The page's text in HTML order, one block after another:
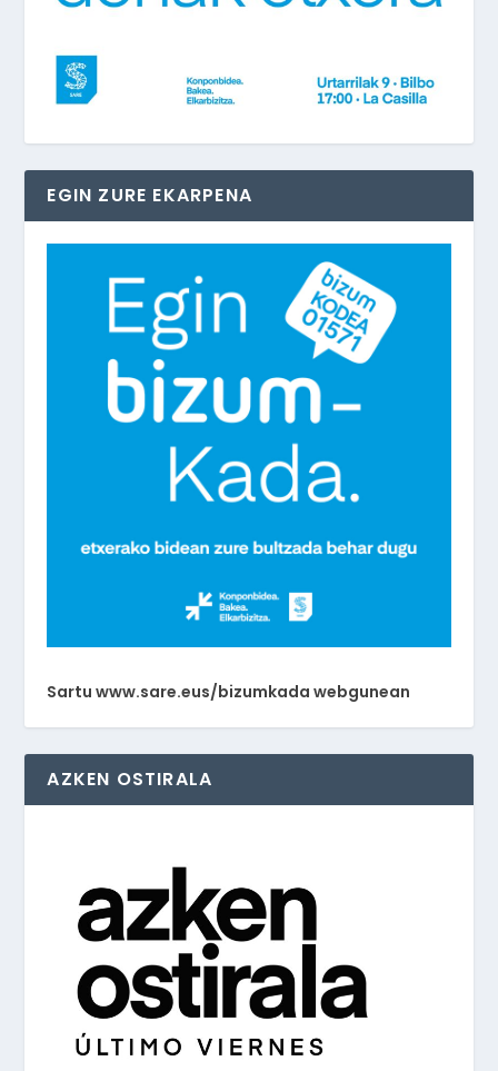
EGIN ZURE EKARPENA
Sartu www.sare.eus/bizumkada webgunean
AZKEN OSTIRALA